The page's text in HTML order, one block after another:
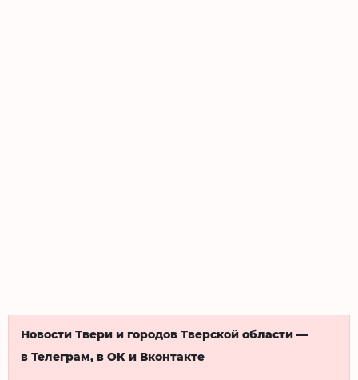
Новости Твери и городов Тверской области —
в Телеграм, в ОК и Вконтакте